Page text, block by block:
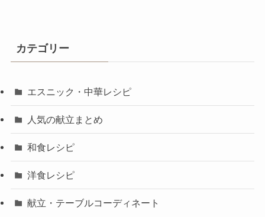
カテゴリー
エスニック・中華レシピ
人気の献立まとめ
和食レシピ
洋食レシピ
献立・テーブルコーディネート